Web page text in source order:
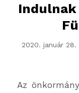
Indulnak
2020. január 28.
Az